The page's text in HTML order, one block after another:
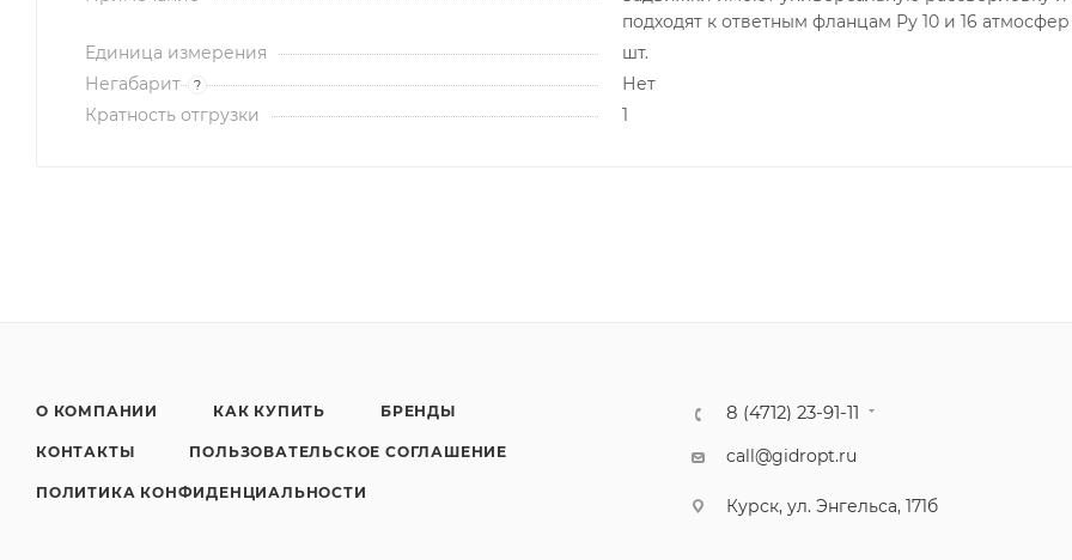
подходят к ответным фланцам Ру 10 и 16 атмосфер
Единица измерения
шт.
Негабарит
?
Нет
Кратность отгрузки
1
О КОМПАНИИ КАК КУПИТЬ БРЕНДЫ
КОНТАКТЫ ПОЛЬЗОВАТЕЛЬСКОЕ СОГЛАШЕНИЕ
ПОЛИТИКА КОНФИДЕНЦИАЛЬНОСТИ
8 (4712) 23-91-11
call@gidropt.ru
Курск, ул. Энгельса, 171б